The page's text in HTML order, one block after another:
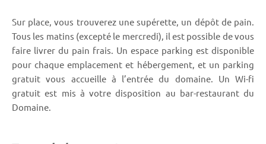
Sur place, vous trouverez une supérette, un dépôt de pain.
Tous les matins (excepté le mercredi), il est possible de vous
faire livrer du pain frais. Un espace parking est disponible
pour chaque emplacement et hébergement, et un parking
gratuit vous accueille à l’entrée du domaine. Un Wi-fi
gratuit est mis à votre disposition au bar-restaurant du
Domaine.